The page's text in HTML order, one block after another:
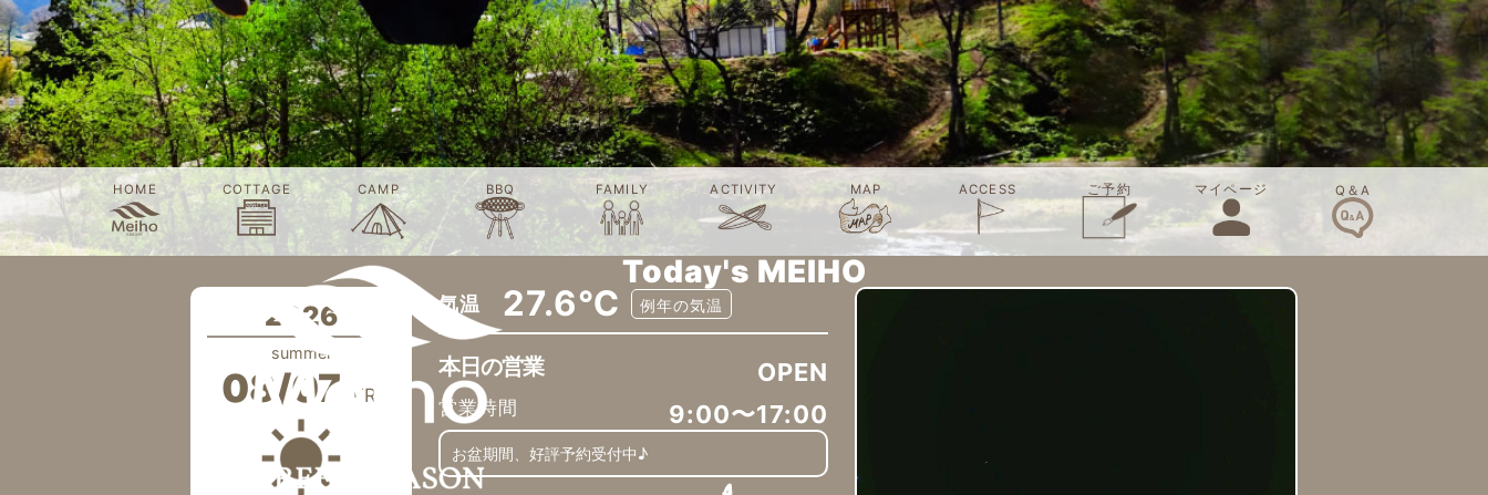
HOME COTTAGE CAMP BBQ FAMILY ACTIVITY MAP ACCESS ご予約 マイページ Q＆A
Today's MEIHO
2026
summer
08/07 FRI
気温 27.6℃ 例年の気温
本日の営業 OPEN
営業時間 9:00〜17:00
お盆期間、好評予約受付中♪